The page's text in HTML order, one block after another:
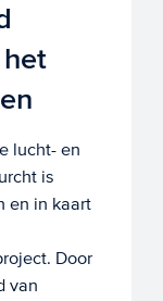
lucht- en
is
en in kaart
Door
van